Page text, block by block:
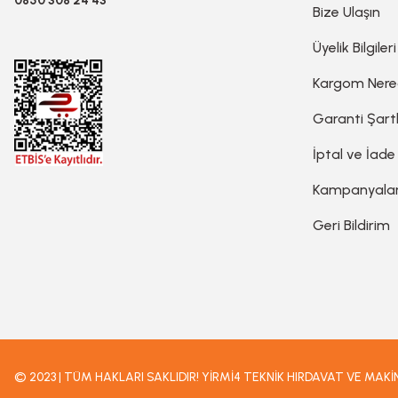
Havya, Lehim Tabancası ve Lehim Teli
Bize Ulaşın
Üyelik Bilgileri
Kargom
Garanti
İptal ve İade
Geri Bildirim
© 2023 | TÜM HAKLARI SAKLIDIR! YİRMİ4 TEKNİK HIRDAVAT VE